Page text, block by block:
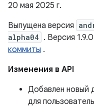
20 мая 2025 г.
Выпущена версия
alpha04 . Версия
коммиты .
Изменения в API
Добавлен новый
для